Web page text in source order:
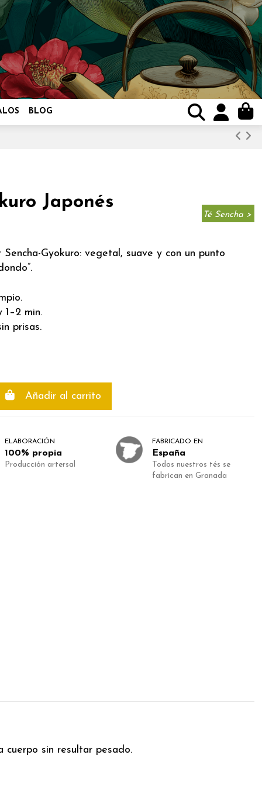
BLOG
Japonés
Té Sencha >
Gyokuro: vegetal, suave y con un punto
min.
prisas.
Añadir al carrito
ELABORACIÓN
100% propia
Producción artersal
FABRICADO EN
España
Todos nuestros tés se
fabrican en Granada
sin resultar pesado.